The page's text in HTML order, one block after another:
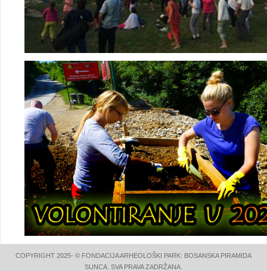
COPYRIGHT 2025- © FONDACIJA ARHEOLOŠKI PARK: BOSANSKA PIRAMIDA
SUNCA. SVA PRAVA ZADRŽANA.